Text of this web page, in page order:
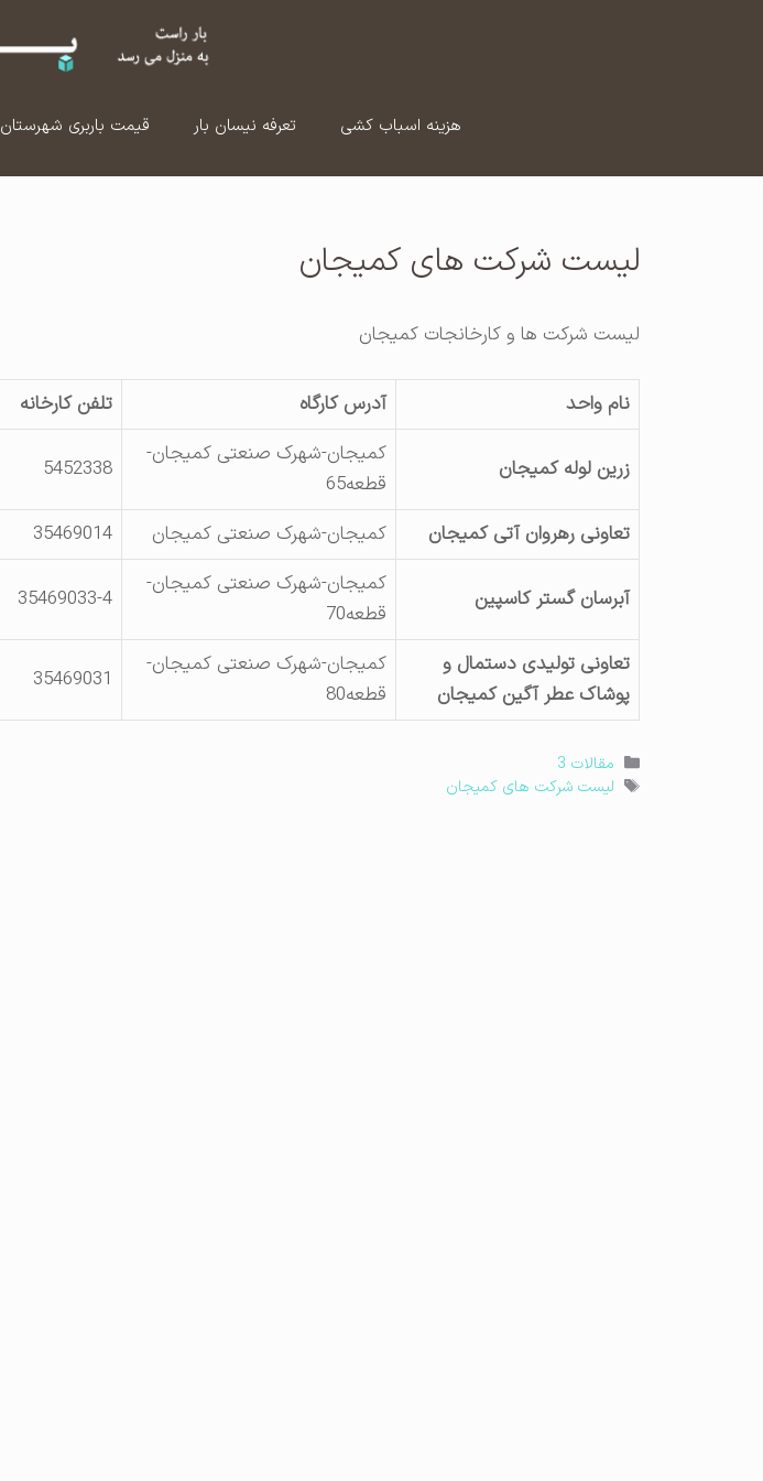
هزینه اسباب کشی تعرفه نیسان بار قیمت باربری شهرستان
لیست شرکت های کمیجان
لیست شرکت ها و کارخانجات کمیجان
نام واحد آدرس کارگاه تلفن کارخانه
زرین لوله کمیجان
کمیجان-شهرک صنعتی کمیجان-
قطعه65
5452338
تعاونی رهروان آتی کمیجان کمیجان-شهرک صنعتی کمیجان 35469014
آبرسان گستر کاسپین
کمیجان-شهرک صنعتی کمیجان-
قطعه70
35469033-4
تعاونی تولیدی دستمال و
پوشاک عطر آگین کمیجان
کمیجان-شهرک صنعتی کمیجان-
قطعه80
35469031
دسته‌ها
مقالات 3
برچسب‌ها
لیست شرکت های کمیجان